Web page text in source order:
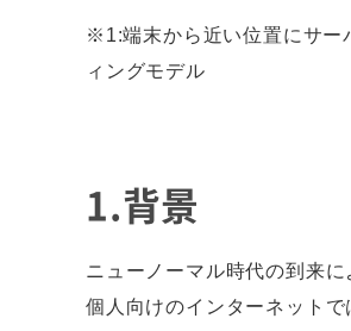
※1:端末から近い位置にサー
ィングモデル
1.背景
ニューノーマル時代の到来
個人向けのインターネット